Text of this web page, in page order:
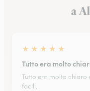
a
★ ★ ★ ★ ★
Tutto era molto
Tutto era molto chiaro
facili.